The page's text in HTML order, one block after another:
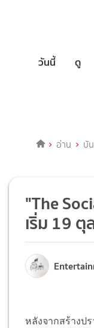
วันนี้ ดู
อ่าน บั
"The
เริ่ม 19
หลังจากสร้างป